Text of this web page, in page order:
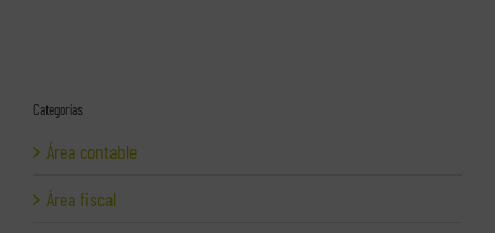
Categorías
Área contable
Área fiscal